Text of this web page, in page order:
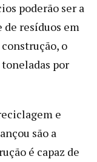
poderão ser a
resíduos em
o
por
e
são a
é capaz de